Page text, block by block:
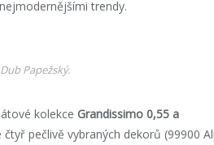
trendy.
Papežský.
kolekce Grandissimo 0,55 a
pečlivě vybraných dekorů (99900